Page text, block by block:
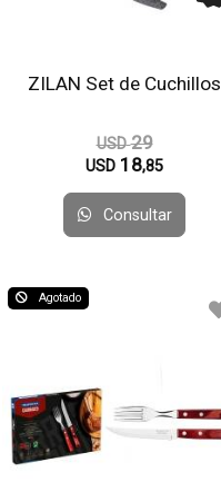
ZILAN Set de Cuchillos
USD 29
USD 18,85
Consultar
Agotado